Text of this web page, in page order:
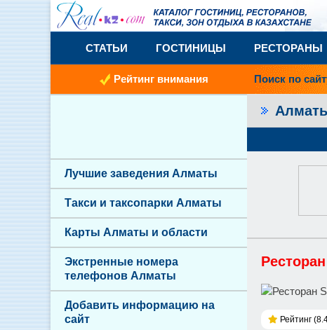
СТАТЬИ ГОСТИНИЦЫ РЕСТОРАНЫ
Рейтинг внимания Поиск по
Рейтинг
Лучшие заведения Алматы
Такси и таксопарки Алматы
Карты Алматы и области
Экстренные номера
телефонов Алматы
Добавить информацию на
сайт